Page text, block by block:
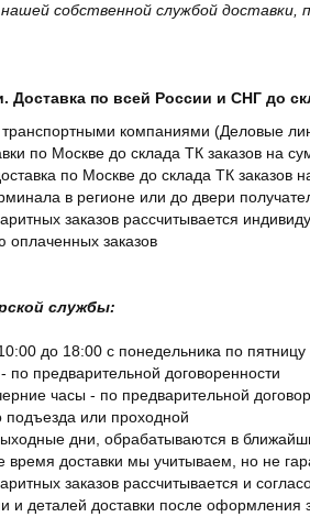
собственной службой
Доставка по всей России и СНГ до
компаниями (Деловые
по Москве до склада ТК заказов на
по Москве до склада ТК заказов
в регионе или до двери
заказов рассчитывается
оплаченных заказов
службы:
до 18:00 с понедельника по пятницу
по предварительной договоренности
часы - по предварительной
подъезда или проходной
дни, обрабатываются в
время доставки мы учитываем, но не
заказов рассчитывается и
и деталей доставки после оформления